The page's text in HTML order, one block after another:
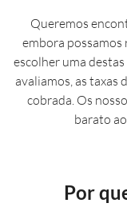
Queremos
embora possamos
escolher uma
avaliamos, as taxas
cobrada. Os
barato
Por